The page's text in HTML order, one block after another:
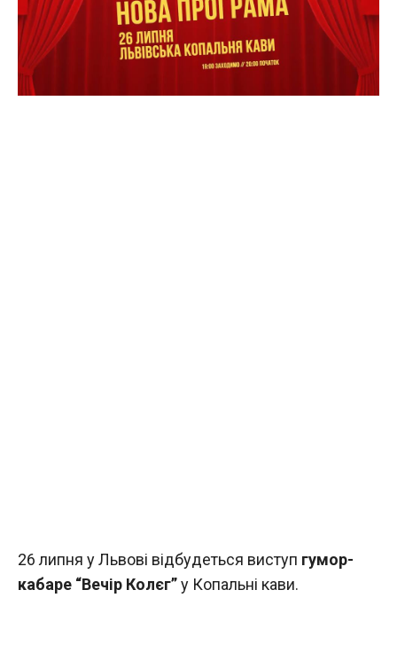
26 липня у Львові відбудеться виступ гумор-
кабаре “Вечір Колєг”у Копальні кави.